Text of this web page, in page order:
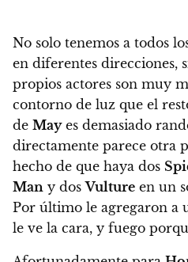
No solo tenemos a todos
en diferentes direcciones,
propios actores son muy
contorno de luz que el
de Mayes demasiado
directamente parece otra
hecho de que haya dos
Man y dosVulture en un
Por último le agregaron a
le ve la cara, y fuego